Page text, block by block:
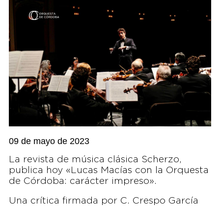
09 de mayo de 2023
La revista de música clásica Scherzo,
publica hoy «Lucas Macías con la Orquesta
de Córdoba: carácter impreso».
Una crítica firmada por C. Crespo García